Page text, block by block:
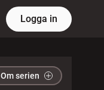
Logga in
Om serien